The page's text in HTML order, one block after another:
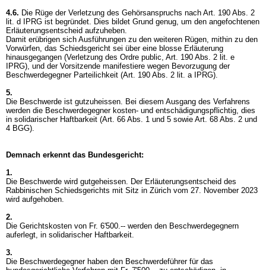
4.6. Die Rüge der Verletzung des Gehörsanspruchs nach Art. 190 Abs. 2
lit. d IPRG ist begründet. Dies bildet Grund genug, um den angefochtenen
Erläuterungsentscheid aufzuheben.
Damit erübrigen sich Ausführungen zu den weiteren Rügen, mithin zu den
Vorwürfen, das Schiedsgericht sei über eine blosse Erläuterung
hinausgegangen (Verletzung des Ordre public, Art. 190 Abs. 2 lit. e
IPRG), und der Vorsitzende manifestiere wegen Bevorzugung der
Beschwerdegegner Parteilichkeit (Art. 190 Abs. 2 lit. a IPRG).
5.
Die Beschwerde ist gutzuheissen. Bei diesem Ausgang des Verfahrens
werden die Beschwerdegegner kosten- und entschädigungspflichtig, dies
in solidarischer Haftbarkeit (Art. 66 Abs. 1 und 5 sowie Art. 68 Abs. 2 und
4 BGG).
Demnach erkennt das Bundesgericht:
1.
Die Beschwerde wird gutgeheissen. Der Erläuterungsentscheid des
Rabbinischen Schiedsgerichts mit Sitz in Zürich vom 27. November 2023
wird aufgehoben.
2.
Die Gerichtskosten von Fr. 6'500.-- werden den Beschwerdegegnern
auferlegt, in solidarischer Haftbarkeit.
3.
Die Beschwerdegegner haben den Beschwerdeführer für das